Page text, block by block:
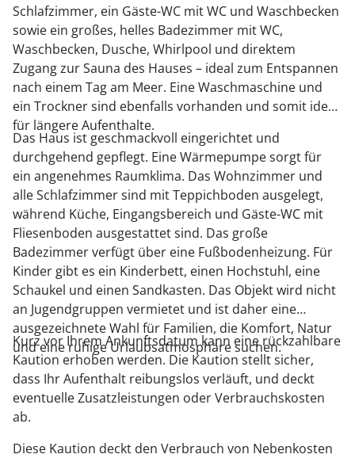
Schlafzimmer, ein Gäste-WC mit WC und Waschbecken
sowie ein großes, helles Badezimmer mit WC,
Waschbecken, Dusche, Whirlpool und direktem
Zugang zur Sauna des Hauses – ideal zum Entspannen
nach einem Tag am Meer. Eine Waschmaschine und
ein Trockner sind ebenfalls vorhanden und somit ideal
für längere Aufenthalte.
Das Haus ist geschmackvoll eingerichtet und
durchgehend gepflegt. Eine Wärmepumpe sorgt für
ein angenehmes Raumklima. Das Wohnzimmer und
alle Schlafzimmer sind mit Teppichboden ausgelegt,
während Küche, Eingangsbereich und Gäste-WC mit
Fliesenboden ausgestattet sind. Das große
Badezimmer verfügt über eine Fußbodenheizung. Für
Kinder gibt es ein Kinderbett, einen Hochstuhl, eine
Schaukel und einen Sandkasten. Das Objekt wird nicht
an Jugendgruppen vermietet und ist daher eine
ausgezeichnete Wahl für Familien, die Komfort, Natur
und eine ruhige Urlaubsatmosphäre suchen.
Kurz vor Ihrem Ankunftsdatum kann eine rückzahlbare
Kaution erhoben werden. Die Kaution stellt sicher,
dass Ihr Aufenthalt reibungslos verläuft, und deckt
eventuelle Zusatzleistungen oder Verbrauchskosten
ab.
Diese Kaution deckt den Verbrauch von Nebenkosten